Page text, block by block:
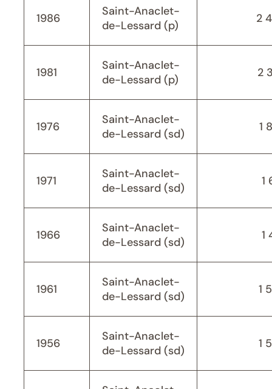
1986
Saint-Anaclet-
de-Lessard (p)
2
1981
Saint-Anaclet-
de-Lessard (p)
2
1976
Saint-Anaclet-
de-Lessard (sd)
1
1971
Saint-Anaclet-
de-Lessard (sd)
1
1966
Saint-Anaclet-
de-Lessard (sd)
1
1961
Saint-Anaclet-
de-Lessard (sd)
1
1956
Saint-Anaclet-
de-Lessard (sd)
1